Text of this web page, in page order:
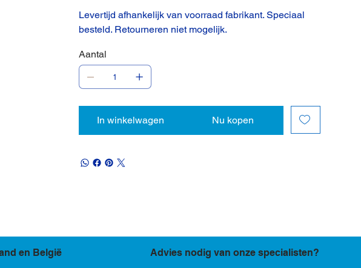
Levertijd afhankelijk van voorraad fabrikant. Speciaal
besteld. Retourneren niet mogelijk.
Aantal
In winkelwagen Nu kopen
en België Advies nodig van onze specialisten?